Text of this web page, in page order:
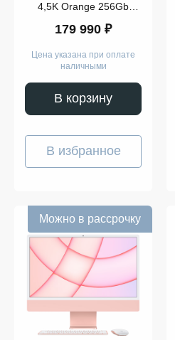
4,5K Orange 256Gb
179 990 ₽
Цена указана при оплате
наличными
В корзину
В избранное
Можно в рассрочку